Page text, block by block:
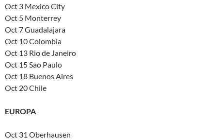
Oct 3 Mexico City
Oct 5 Monterrey
Oct 7 Guadalajara
Oct 10 Colombia
Oct 13 Rio de Janeiro
Oct 15 Sao Paulo
Oct 18 Buenos Aires
Oct 20 Chile
EUROPA
Oct 31 Oberhausen